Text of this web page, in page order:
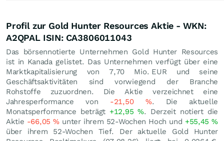
Profil zur Gold Hunter Resources Aktie - WKN:
A2QPAL ISIN: CA3806011043
Das börsennotierte Unternehmen Gold Hunter Resources
ist in Kanada gelistet. Das Unternehmen verfügt über eine
Marktkapitalisierung von 7,70 Mio. EUR und seine
Geschäftsaktivitäten sind vorwiegend der Branche
Rohstoffe zuzuordnen. Die Aktie verzeichnet eine
Jahresperformance von -21,50 %. Die aktuelle
Monatsperformance beträgt +12,95%. Derzeit notiert die
Aktie -66,05%unter ihrem 52-Wochen Hoch und +55,45%
über ihrem 52-Wochen Tief. Der aktuelle Gold Hunter